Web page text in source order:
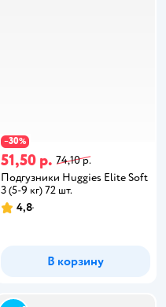
−30%
51,50 р. 74,10 р.
Подгузники Huggies Elite Soft
3 (5-9 кг) 72 шт.
4,8
В корзину